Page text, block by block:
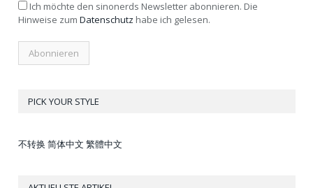
Ich möchte den sinonerds Newsletter abonnieren. Die
Hinweise zum Datenschutz habe ich gelesen.
PICK YOUR STYLE
不转换 简体中文 繁體中文